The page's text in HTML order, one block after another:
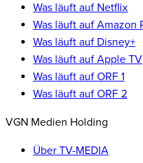
Was läuft auf Netflix
Was läuft auf Amazon
Was läuft auf Disney+
Was läuft auf Apple TV
Was läuft auf ORF 1
Was läuft auf ORF 2
VGN Medien Holding
Über TV-MEDIA